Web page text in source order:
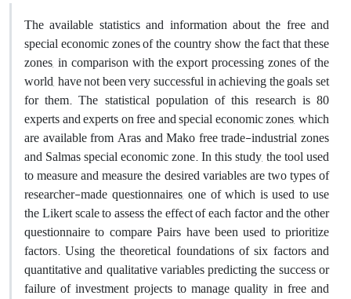
The available statistics and information about the free and
special economic zones of the country show the fact that these
zones, in comparison with the export processing zones of the
world, have not been very successful in achieving the goals set
for them. The statistical population of this research is 80
experts and experts on free and special economic zones, which
are available from Aras and Mako free trade-industrial zones
and Salmas special economic zone. In this study, the tool used
to measure and measure the desired variables are two types of
researcher-made questionnaires, one of which is used to use
the Likert scale to assess the effect of each factor and the other
questionnaire to compare Pairs have been used to prioritize
factors. Using the theoretical foundations of six factors and
quantitative and qualitative variables predicting the success or
failure of investment projects to manage quality in free and